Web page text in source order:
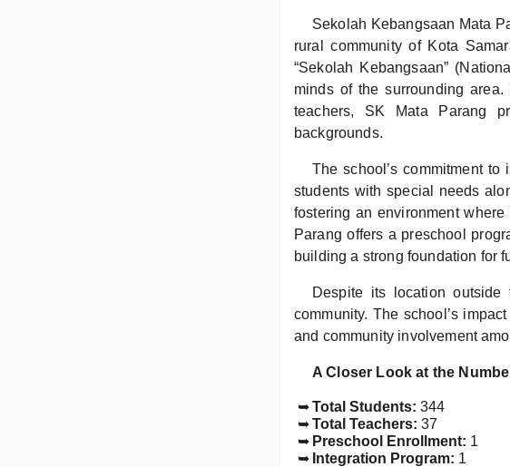
Sekolah Kebangsaan Mata
rural community of Kota
“Sekolah Kebangsaan”
minds of the surrounding
teachers, SK Mata Parang
backgrounds.
The school’s commitment
students with special needs
fostering an environment
Parang offers a preschool
building a strong foundation for
Despite its location
community. The school’s
and community involvement
A Closer Look at the
Total Students: 344
Total Teachers: 37
Preschool Enrollment: 1
Integration Program: 1